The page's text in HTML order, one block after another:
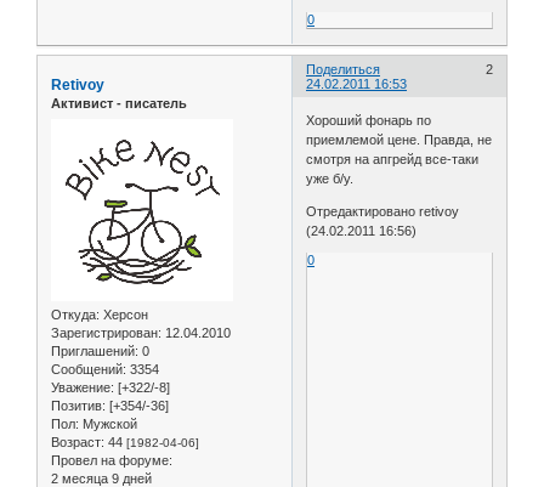
0
Поделиться
2
24.02.2011 16:53
Retivoy
Активист - писатель
Откуда: Херсон
Зарегистрирован: 12.04.2010
Приглашений: 0
Сообщений: 3354
Уважение: [+322/-8]
Позитив: [+354/-36]
Пол: Мужской
Возраст: 44 [1982-04-06]
Провел на форуме:
2 месяца 9 дней
Хороший фонарь по
приемлемой цене. Правда, не
смотря на апгрейд все-таки
уже б/у.
Отредактировано retivoy
(24.02.2011 16:56)
0